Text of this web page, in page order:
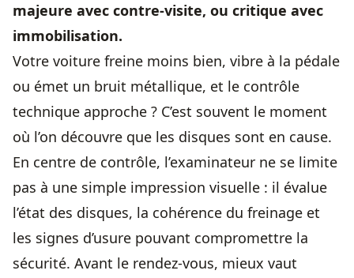
majeure avec contre-visite, ou critique avec
immobilisation.
Votre voiture freine moins bien, vibre à la pédale
ou émet un bruit métallique, et le contrôle
technique approche ? C’est souvent le moment
où l’on découvre que les disques sont en cause.
En centre de contrôle, l’examinateur ne se limite
pas à une simple impression visuelle : il évalue
l’état des disques, la cohérence du freinage et
les signes d’usure pouvant compromettre la
sécurité. Avant le rendez-vous, mieux vaut